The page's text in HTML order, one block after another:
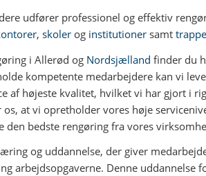
udfører professionel og effektiv
, skoler og institutioner samt
i Allerød og Nordsjælland finder du
kompetente medarbejdere kan vi
af højeste kvalitet, hvilket vi har gjort i
at vi opretholder vores høje
den bedste rengøring fra vores
og uddannelse, der giver
arbejdsopgaverne. Denne uddannelse